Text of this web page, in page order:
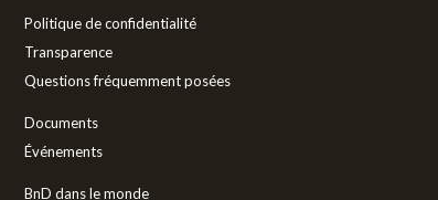
Politique de confidentialité
Transparence
Questions fréquemment posées
Documents
Événements
BnD dans le monde